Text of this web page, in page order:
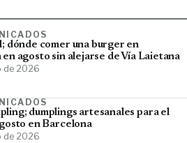
dónde comer una burger en
agosto sin alejarse de Vía Laietana
de 2026
dumplings artesanales para el
en Barcelona
de 2026